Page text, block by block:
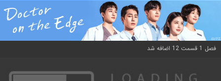
فصل 1 قسمت 12 اضافه شد